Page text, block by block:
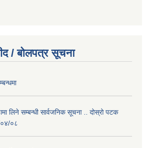
/ बोलपत्र सूचना
लिने सम्बन्धी सार्वजनिक सूचना .. दोस्रो पटक
०८